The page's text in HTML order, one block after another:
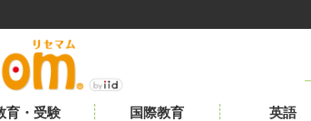
育・受験 国際教育 英語